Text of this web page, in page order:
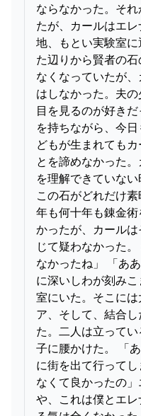
ならなかった。そ
たが、カールはエ
地、もとい実験室
た辺りから賢者の
なくなっていたが
はしなかった。夫
目を見るのが好き
を持ちながら、今
どもが生まれても
とを諦めなかった
を理解できていない
この石がどれだけ
年も何十年も錬金
かったが、カール
じて疑わなかった
なかったね」 「あ
に深いしわが刻み
室にいた。そこに
ア、そして、結合
た。二人は立って
子に腰かけた。 「
に街を出て行って
なくて良かったの
や、これは僕とエ